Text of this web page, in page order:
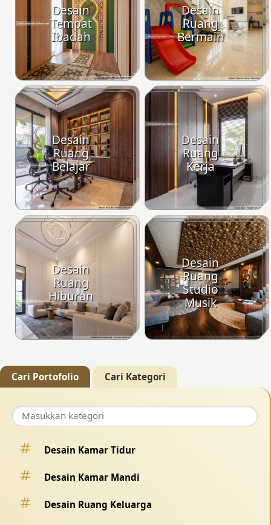
Desain
Tempat
Ibadah
Desain
Ruang
Bermain
Desain
Ruang
Belajar
Desain
Ruang
Kerja
Desain
Ruang
Hiburan
Desain
Ruang
Studio
Musik
Cari Portofolio Cari Kategori
Desain Kamar Tidur
Desain Kamar Mandi
Desain Ruang Keluarga